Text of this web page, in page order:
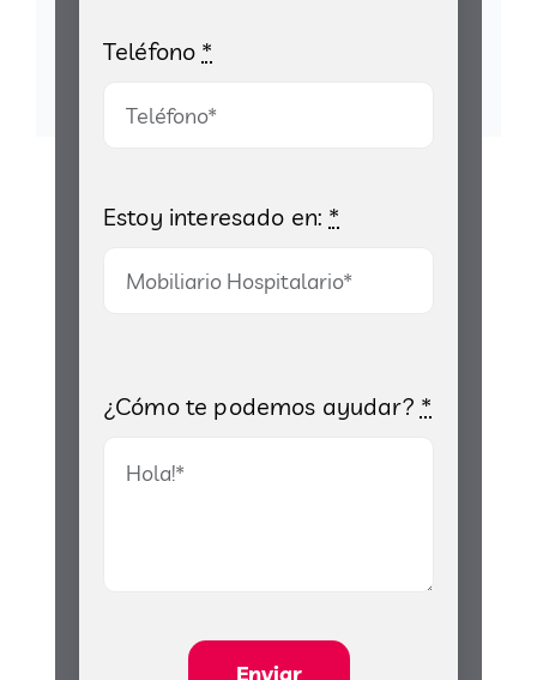
Teléfono *
Estoy interesado en: *
¿Cómo te podemos ayudar? *
Enviar